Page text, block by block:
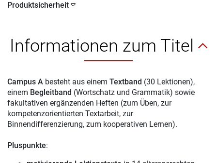
Produktsicherheit
Informationen zum Titel
Campus A besteht aus einem Textband (30 Lektionen),
einem Begleitband (Wortschatz und Grammatik) sowie
fakultativen ergänzenden Heften (zum Üben, zur
kompetenzorientierten Textarbeit, zur
Binnendifferenzierung, zum kooperativen Lernen).
Pluspunkte: